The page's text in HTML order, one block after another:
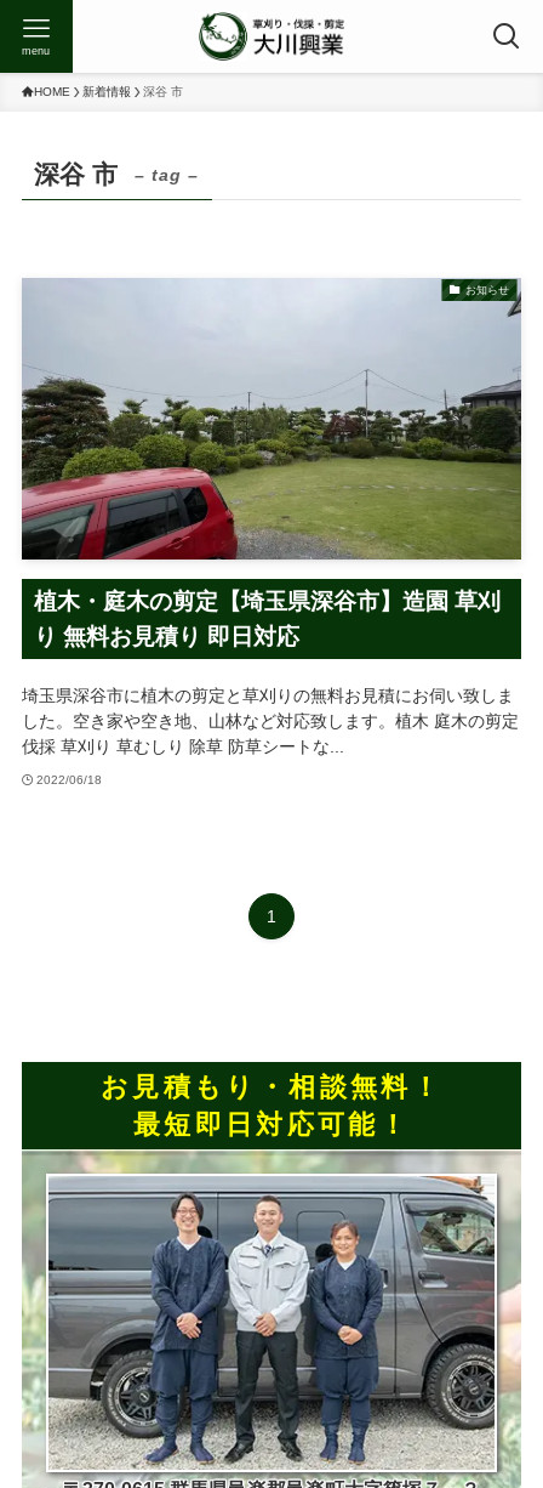
menu
HOME 新着情報 深谷 市
深谷 市 – tag –
お知らせ
植木・庭木の剪定【埼玉県深谷市】造園 草刈
り 無料お見積り 即日対応
埼玉県深谷市に植木の剪定と草刈りの無料お見積にお伺い致しま
した。空き家や空き地、山林など対応致します。植木 庭木の剪定
伐採 草刈り 草むしり 除草 防草シートな...
2022/06/18
1
お見積もり・相談無料！
最短即日対応可能！